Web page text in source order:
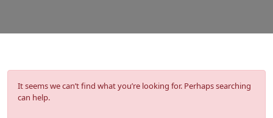
It seems we can’t find what you’re looking for. Perhaps searching
can help.